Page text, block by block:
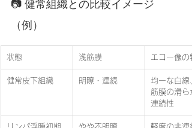
📷 健常組織との比較イメージ
（例）
状態 浅筋膜 エコー像の
健常皮下組織 明瞭・連続
均一な白線
筋膜の滑ら
連続性